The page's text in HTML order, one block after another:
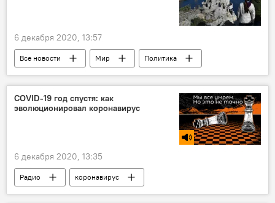
6 декабря 2020, 13:57
Все новости Мир
Политика
Крым
Швеция Россия
COVID-19 год спустя: как
эволюционировал коронавирус
6 декабря 2020, 13:35
Радио
коронавирус
Подкасты РИА